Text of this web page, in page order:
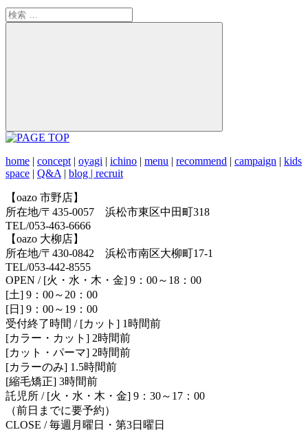
検
索:
home | concept | oyagi | ichino | menu | recommend | campaign | kids
space | Q&A | blog | recruit
【oazo 市野店】
所在地/〒435-0057 浜松市東区中田町318
TEL/053-463-6666
【oazo 大柳店】
所在地/〒430-0842 浜松市南区大柳町17-1
TEL/053-442-8555
OPEN / [火・水・木・金] 9：00～18：00
[土] 9：00～20：00
[日] 9：00～19：00
受付終了時間 / [カット] 1時間前
[カラー・カット] 2時間前
[カット・パーマ] 2時間前
[カラーのみ] 1.5時間前
[縮毛矯正] 3時間前
託児所 / [火・水・木・金] 9：30～17：00
（前日までに要予約）
CLOSE / 毎週月曜日・第3日曜日